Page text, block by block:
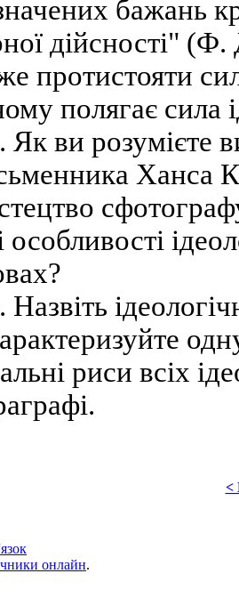
бажань
дійсності"
протистояти
полягає сила
Як ви розумієте
Ханса
особливості
риси всіх
<
онлайн.